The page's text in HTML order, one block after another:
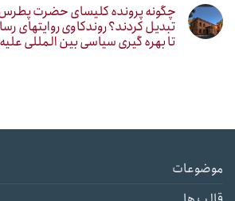
چگونه پرونده کلیسای حضرت
تبدیل کردند؟ روندکاوی روایتهای
تا بهره گیری سیاسی بین المللی
موضوعات